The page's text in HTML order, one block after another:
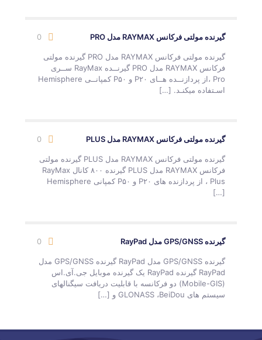
گیرنده مولتی فرکانس RAYMAX مدل PRO 0
گیرنده مولتی فرکانس RAYMAX مدل PRO گیرنده مولتی
فرکانس RAYMAX مدل PRO گیرنــده RayMax ســری
Pro ،از پردازنــده هــای P۲۰ و P۵۰ کمپانــی Hemisphere
اسـتفاده میکنـد. […]
گیرنده مولتی فرکانس RAYMAX مدل PLUS 0
گیرنده مولتی فرکانس RAYMAX مدل PLUS گیرنده مولتی
فرکانس RAYMAX مدل PLUS گیرنده ۸۰۰ کانال RayMax
Plus ، از پردازنده های P۲۰ و P۵۰ کمپانی Hemisphere
[…]
گیرنده GPS/GNSS مدل RayPad 0
گیرنده GPS/GNSS مدل RayPad گیرنده GPS/GNSS مدل
RayPad گیرنده RayPad یک گیرنده موبایل جی.آی.اس
(Mobile-GIS) دو فرکانسه با قابلیت دریافت سیگنالهای
سیستم های GLONASS ،BeiDou و
[…]